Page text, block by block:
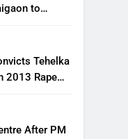
to
Tehelka
2013 Rape
After PM